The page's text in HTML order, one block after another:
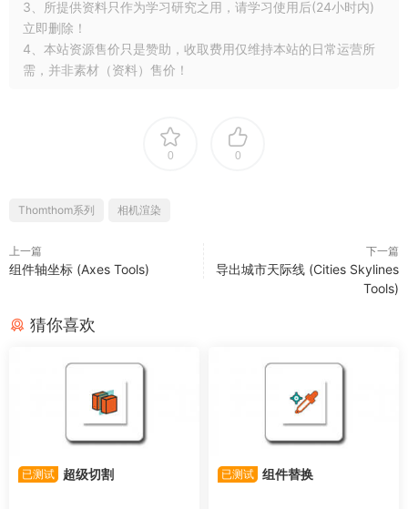
3、所提供资料只作为学习研究之用，请学习使用后(24小时内)
立即删除！
4、本站资源售价只是赞助，收取费用仅维持本站的日常运营所
需，并非素材（资料）售价！
0 0
Thomthom系列 相机渲染
上一篇
组件轴坐标 (Axes Tools)
下一篇
导出城市天际线 (Cities Skylines
Tools)
猜你喜欢
已测试 超级切割 已测试 组件替换